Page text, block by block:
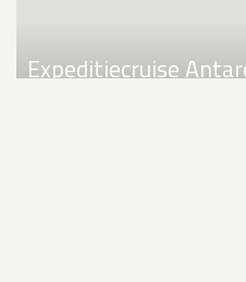
Expeditiecruise